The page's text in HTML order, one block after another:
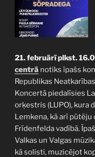
21. februārī plkst.
centrā notiks īpašs
Republikas
Koncertā piedalīsies
orķestris (LUPO), kura
Lemkena, kā arī pūtēju
Frīdenfelda vadībā.
Valkas un Valgas
kā solisti, muzicējot